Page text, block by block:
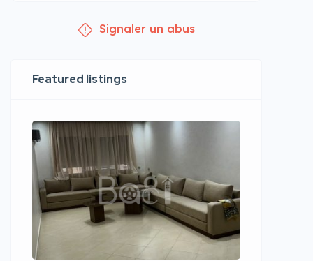
Signaler un abus
Featured listings